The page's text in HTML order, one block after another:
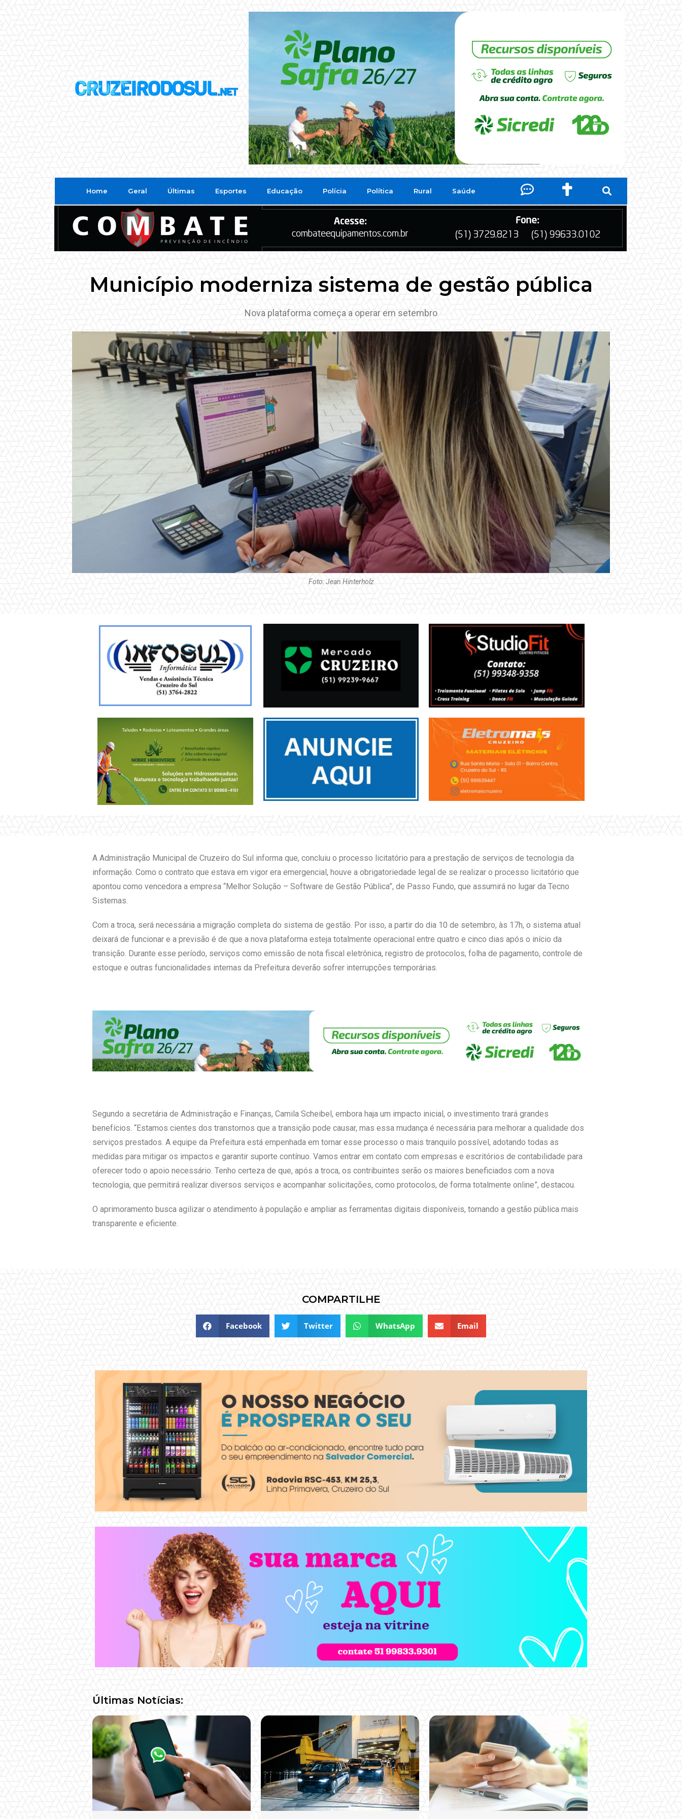
Home Geral Últimas Esportes Educação Polícia Política Rural Saúde
Município moderniza sistema de gestão pública
Nova plataforma começa a operar em setembro
Foto: Jean Hinterholz
A Administração Municipal de Cruzeiro do Sul informa que, concluiu o processo licitatório para a prestação de serviços de tecnologia da
informação. Como o contrato que estava em vigor era emergencial, houve a obrigatoriedade legal de se realizar o processo licitatório que
apontou como vencedora a empresa “Melhor Solução – Software de Gestão Pública”, de Passo Fundo, que assumirá no lugar da Tecno
Sistemas.
Com a troca, será necessária a migração completa do sistema de gestão. Por isso, a partir do dia 10 de setembro, às 17h, o sistema atual
deixará de funcionar e a previsão é de que a nova plataforma esteja totalmente operacional entre quatro e cinco dias após o início da
transição. Durante esse período, serviços como emissão de nota fiscal eletrônica, registro de protocolos, folha de pagamento, controle de
estoque e outras funcionalidades internas da Prefeitura deverão sofrer interrupções temporárias.
Segundo a secretária de Administração e Finanças, Camila Scheibel, embora haja um impacto inicial, o investimento trará grandes
benefícios. “Estamos cientes dos transtornos que a transição pode causar, mas essa mudança é necessária para melhorar a qualidade dos
serviços prestados. A equipe da Prefeitura está empenhada em tornar esse processo o mais tranquilo possível, adotando todas as
medidas para mitigar os impactos e garantir suporte contínuo. Vamos entrar em contato com empresas e escritórios de contabilidade para
oferecer todo o apoio necessário. Tenho certeza de que, após a troca, os contribuintes serão os maiores beneficiados com a nova
tecnologia, que permitirá realizar diversos serviços e acompanhar solicitações, como protocolos, de forma totalmente online”, destacou.
O aprimoramento busca agilizar o atendimento à população e ampliar as ferramentas digitais disponíveis, tornando a gestão pública mais
transparente e eficiente.
COMPARTILHE
Facebook Twitter WhatsApp Email
Últimas Notícias: